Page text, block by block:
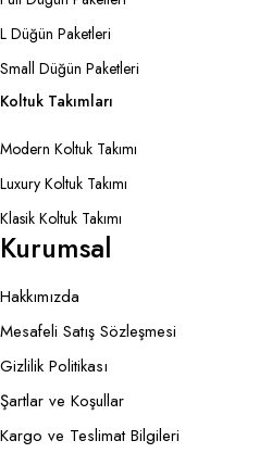
L Düğün Paketleri
Small Düğün Paketleri
Koltuk Takımları
Modern Koltuk Takımı
Luxury Koltuk Takımı
Klasik Koltuk Takımı
Kurumsal
Hakkımızda
Mesafeli Satış Sözleşmesi
Gizlilik Politikası
Şartlar ve Koşullar
Kargo ve Teslimat Bilgileri